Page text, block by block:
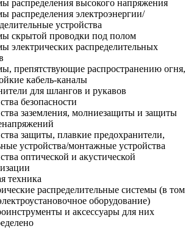
распределения высокого напряжения
распределения электроэнергии/
устройства
скрытой проводки под полом
электрических распределительных
препятствующие распространению огня,
кабель-каналы
для шлангов и рукавов
безопасности
заземления, молниезащиты и защиты
защиты, плавкие предохранители,
устройства/монтажные устройства
оптической и акустической
техника
распределительные системы (в том
оборудование)
и аксессуары для них